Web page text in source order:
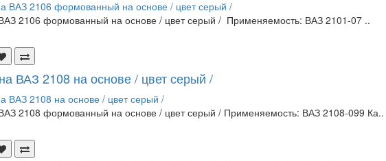
2106 формованный на основе / цвет серый / Применяемость: ВАЗ 2101-07 ..
ВАЗ 2108 на основе / цвет серый /
2108 формованный на основе / цвет серый / Применяемость: ВАЗ 2108-099 Ка..